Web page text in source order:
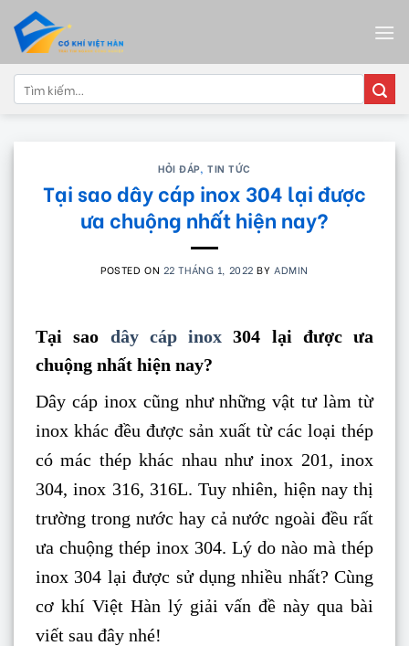
content
Tìm
kiếm:
HỎI ĐÁP,TIN TỨC
Tại sao dây cáp inox 304 lại được
ưa chuộng nhất hiện nay?
POSTED ON 22 THÁNG 1, 2022 BY ADMIN
Tại sao dây cáp inox 304 lại được ưa
chuộng nhất hiện nay?
Dây cáp inox cũng như những vật tư làm từ
inox khác đều được sản xuất từ các loại thép
có mác thép khác nhau như inox 201, inox
304, inox 316, 316L. Tuy nhiên, hiện nay thị
trường trong nước hay cả nước ngoài đều rất
ưa chuộng thép inox 304. Lý do nào mà thép
inox 304 lại được sử dụng nhiều nhất? Cùng
cơ khí Việt Hàn lý giải vấn đề này qua bài
viết sau đây nhé!